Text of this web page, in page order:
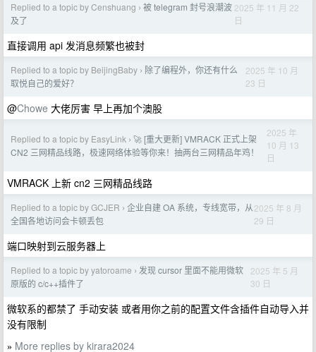
Replied to a topic by Censhuang › 被 telegram 封号浪潮波
及了
2025 年 11 月 22
日
直接调用 api 发消息频繁也被封
Replied to a topic by BeijingBaby › 除了编程外，你还有什么
取悦自己的爱好？
2025 年 10 月
23 日
@Chowe 大佬厉害 早上再加个澳股
Replied to a topic by EasyLink › 🚀 [重大更新] VMRACK 正式上架
CN2 三网精品线路，极速网络体验等你来！抽两台三网精品年鸡！
2025 年
10 月 13
日
VMRACK 上新 cn2 三网精品线路
Replied to a topic by GCJER › 企业自建 OA 系统，专线宽带，从
全国各地访问会卡顿丢包
2025 年 8 月
29 日
端口映射到云服务器上
Replied to a topic by yatoroame › 发现 cursor 里面不能用微软
原版的 c/c++插件了
2025 年 5 月
30 日
微软系的都禁了 手动安装 或者用你之前的配置文件含插件自动导入并
没有限制
» More replies by kirara2024